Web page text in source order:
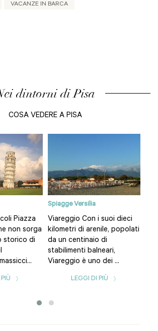
VACANZE IN BARCA
dintorni di Pisa
COSA VEDERE A PISA
Piazza
non sorga
storico di
Spiagge Versilia
Viareggio Con i suoi dieci
kilometri di arenile, popolati
da un centinaio di
stabilimenti balneari,
Viareggio è uno dei ...
LEGGI DI PIÙ